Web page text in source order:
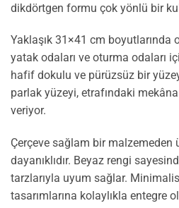
dikdörtgen formu çok yönlü bir
Yaklaşık 31×41 cm boyutlarında
yatak odaları ve oturma odaları
hafif dokulu ve pürüzsüz bir
parlak yüzeyi, etrafındaki
veriyor.
Çerçeve sağlam bir malzemeden
dayanıklıdır. Beyaz rengi
tarzlarıyla uyum sağlar.
tasarımlarına kolaylıkla entegre